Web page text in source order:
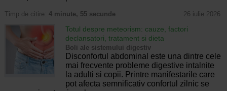
Timp de citire: 4 minute, 55 secunde 26 iulie 2026
Totul despre meteorism: cauze, factori
declansatori, tratament si dieta
Boli ale sistemului digestiv
Disconfortul abdominal este una dintre cele
mai frecvente probleme digestive intalnite
la adulti si copii. Printre manifestarile care
pot afecta semnificativ confortul zilnic se